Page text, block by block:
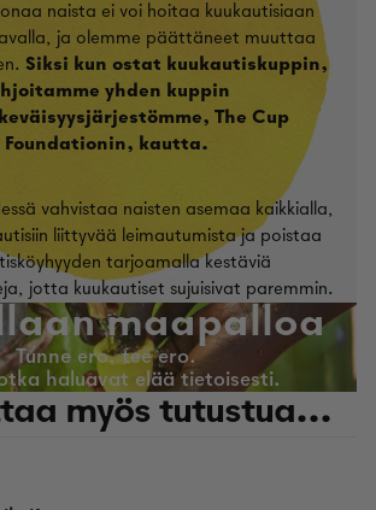
naista ei voi hoitaa kuukautisiaan
ja olemme päättäneet muuttaa
Siksi kun ostat kuukautiskuppin,
yhden kuppin
The Cup
Foundationin, kautta.
vahvistaa naisten asemaa kaikkialla,
liittyvää leimautumista ja poistaa
tarjoamalla kestäviä
jotta kuukautiset sujuisivat paremmin.
maapalloa
Tunne ero, tee ero.
haluavat elää tietoisesti.
myös tutustua...